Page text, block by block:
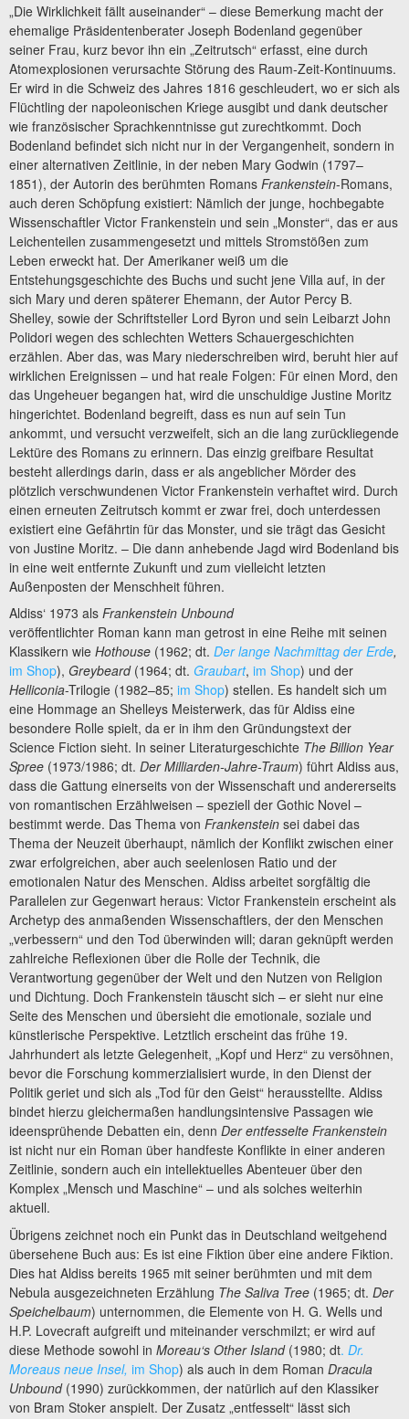
„Die Wirklichkeit fällt auseinander“ – diese Bemerkung macht der
ehemalige Präsidentenberater Joseph Bodenland gegenüber
seiner Frau, kurz bevor ihn ein „Zeitrutsch“ erfasst, eine durch
Atomexplosionen verursachte Störung des Raum-Zeit-Kontinuums.
Er wird in die Schweiz des Jahres 1816 geschleudert, wo er sich als
Flüchtling der napoleonischen Kriege ausgibt und dank deutscher
wie französischer Sprachkenntnisse gut zurechtkommt. Doch
Bodenland befindet sich nicht nur in der Vergangenheit, sondern in
einer alternativen Zeitlinie, in der neben Mary Godwin (1797–
1851), der Autorin des berühmten Romans Frankenstein-Romans,
auch deren Schöpfung existiert: Nämlich der junge, hochbegabte
Wissenschaftler Victor Frankenstein und sein „Monster“, das er aus
Leichenteilen zusammengesetzt und mittels Stromstößen zum
Leben erweckt hat. Der Amerikaner weiß um die
Entstehungsgeschichte des Buchs und sucht jene Villa auf, in der
sich Mary und deren späterer Ehemann, der Autor Percy B.
Shelley, sowie der Schriftsteller Lord Byron und sein Leibarzt John
Polidori wegen des schlechten Wetters Schauergeschichten
erzählen. Aber das, was Mary niederschreiben wird, beruht hier auf
wirklichen Ereignissen – und hat reale Folgen: Für einen Mord, den
das Ungeheuer begangen hat, wird die unschuldige Justine Moritz
hingerichtet. Bodenland begreift, dass es nun auf sein Tun
ankommt, und versucht verzweifelt, sich an die lang zurückliegende
Lektüre des Romans zu erinnern. Das einzig greifbare Resultat
besteht allerdings darin, dass er als angeblicher Mörder des
plötzlich verschwundenen Victor Frankenstein verhaftet wird. Durch
einen erneuten Zeitrutsch kommt er zwar frei, doch unterdessen
existiert eine Gefährtin für das Monster, und sie trägt das Gesicht
von Justine Moritz. – Die dann anhebende Jagd wird Bodenland bis
in eine weit entfernte Zukunft und zum vielleicht letzten
Außenposten der Menschheit führen.
Aldiss‘ 1973 als Frankenstein Unbound
veröffentlichter Roman kann man getrost in eine Reihe mit seinen
Klassikern wie Hothouse (1962; dt. Der lange Nachmittag der Erde,
im Shop), Greybeard(1964; dt. Graubart, im Shop) und der
Helliconia-Trilogie (1982–85; im Shop) stellen. Es handelt sich um
eine Hommage an Shelleys Meisterwerk, das für Aldiss eine
besondere Rolle spielt, da er in ihm den Gründungstext der
Science Fiction sieht. In seiner Literaturgeschichte The Billion Year
Spree (1973/1986; dt. Der Milliarden-Jahre-Traum) führt Aldiss aus,
dass die Gattung einerseits von der Wissenschaft und andererseits
von romantischen Erzählweisen – speziell der Gothic Novel –
bestimmt werde. Das Thema von Frankenstein sei dabei das
Thema der Neuzeit überhaupt, nämlich der Konflikt zwischen einer
zwar erfolgreichen, aber auch seelenlosen Ratio und der
emotionalen Natur des Menschen. Aldiss arbeitet sorgfältig die
Parallelen zur Gegenwart heraus: Victor Frankenstein erscheint als
Archetyp des anmaßenden Wissenschaftlers, der den Menschen
„verbessern“ und den Tod überwinden will; daran geknüpft werden
zahlreiche Reflexionen über die Rolle der Technik, die
Verantwortung gegenüber der Welt und den Nutzen von Religion
und Dichtung. Doch Frankenstein täuscht sich – er sieht nur eine
Seite des Menschen und übersieht die emotionale, soziale und
künstlerische Perspektive. Letztlich erscheint das frühe 19.
Jahrhundert als letzte Gelegenheit, „Kopf und Herz“ zu versöhnen,
bevor die Forschung kommerzialisiert wurde, in den Dienst der
Politik geriet und sich als „Tod für den Geist“ herausstellte. Aldiss
bindet hierzu gleichermaßen handlungsintensive Passagen wie
ideensprühende Debatten ein, denn Der entfesselte Frankenstein
ist nicht nur ein Roman über handfeste Konflikte in einer anderen
Zeitlinie, sondern auch ein intellektuelles Abenteuer über den
Komplex „Mensch und Maschine“ – und als solches weiterhin
aktuell.
Übrigens zeichnet noch ein Punkt das in Deutschland weitgehend
übersehene Buch aus: Es ist eine Fiktion über eine andere Fiktion.
Dies hat Aldiss bereits 1965 mit seiner berühmten und mit dem
Nebula ausgezeichneten Erzählung The Saliva Tree (1965; dt. Der
Speichelbaum) unternommen, die Elemente von H. G. Wells und
H.P. Lovecraft aufgreift und miteinander verschmilzt; er wird auf
diese Methode sowohl in Moreau‘s Other Island (1980; dt. Dr.
Moreaus neue Insel, im Shop) als auch in dem Roman Dracula
Unbound (1990) zurückkommen, der natürlich auf den Klassiker
von Bram Stoker anspielt. Der Zusatz „entfesselt“ lässt sich